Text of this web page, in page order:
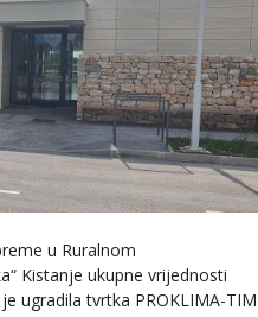
u Ruralnom
Kistanje ukupne vrijednosti
ugradila tvrtka PROKLIMA-TIM